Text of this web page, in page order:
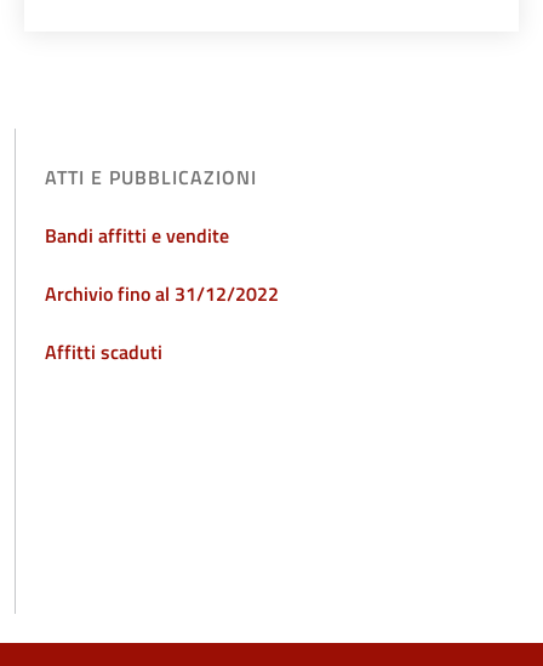
ATTI E PUBBLICAZIONI
Bandi affitti e vendite
Archivio fino al 31/12/2022
Affitti scaduti